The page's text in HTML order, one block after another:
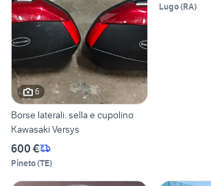
6
Borse laterali. sella e cupolino
Kawasaki Versys
600 €
Pineto(TE)
Lugo(RA)